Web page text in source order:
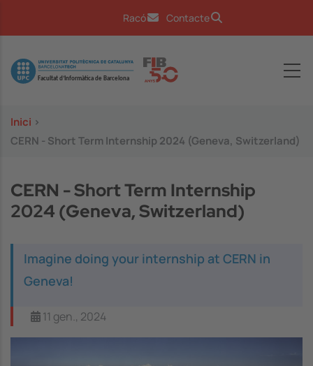
Racó Contacte
Image
Inici >
CERN - Short Term Internship 2024 (Geneva, Switzerland)
CERN - Short Term Internship
2024 (Geneva, Switzerland)
Imagine doing your internship at CERN in
Geneva!
11 gen., 2024